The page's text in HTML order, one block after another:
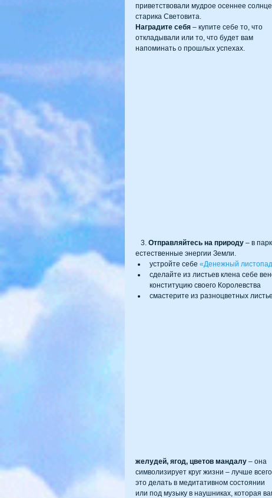
приветствовали мудрое осеннее
старика Световита.
Наградите себя – купите себе то, что
откладывали или то, что будет вам
напоминать о прошлых успехах.
   3.
Отправляйтесь на природу – в
естественные энергии Земли.
устройте себе «Денежный
сделайте из листьев клена себе
конституцию своего Королевства
смастерите из разноцветных
желудей, ягод, цветов мандалу – она
символизирует круг жизни – лучше всего
это делать в медитативном состоянии
или под музыку в наушниках, которая